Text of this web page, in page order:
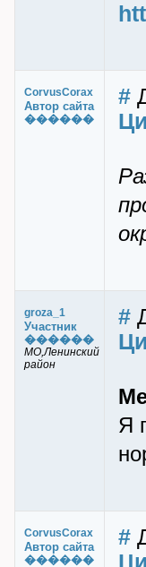
CorvusCorax
Автор сайта
������
#
groza_1
Участник
������
МО,Ленинский
район
#
Я
CorvusCorax
Автор сайта
������
#